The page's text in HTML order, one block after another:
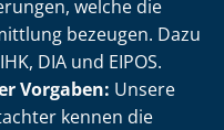
welche die
bezeugen. Dazu
DIA und EIPOS.
Vorgaben: Unsere
kennen die